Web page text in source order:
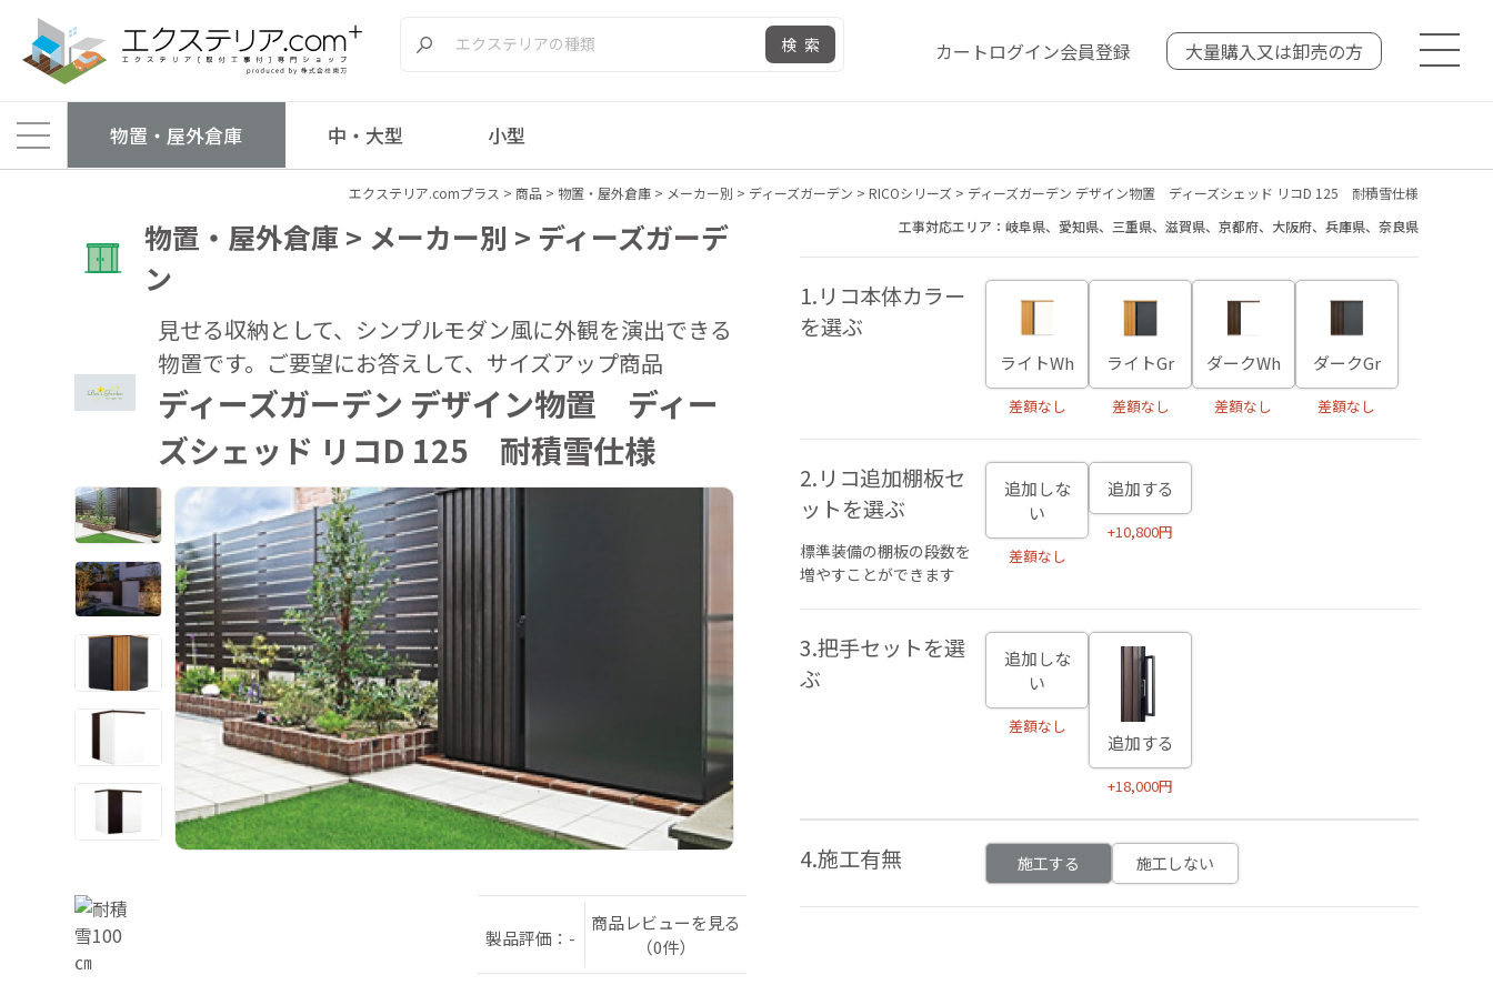
検索 カートログイン会員登録 大量購入又は卸売の方
物置・屋外倉庫 中・大型 小型
エクステリア.comプラス > 商品> 物置・屋外倉庫> メーカー別 > ディーズガーデン > RICOシリーズ> ディーズガーデン デザイン物置 ディーズシェッド リコD 125 耐積雪仕様
物置・屋外倉庫 > メーカー別 > ディーズガーデ
ン
見せる収納として、シンプルモダン風に外観を演出できる
物置です。ご要望にお答えして、サイズアップ商品
ディーズガーデン デザイン物置 ディー
ズシェッド リコD 125 耐積雪仕様
製品評価：-
商品レビューを見る
（0件）
工事対応エリア：岐阜県、愛知県、三重県、滋賀県、京都府、大阪府、兵庫県、奈良県
1.リコ本体カラー
を選ぶ
ライトWh
差額なし
ライトGr
差額なし
ダークWh
差額なし
ダークGr
差額なし
2.リコ追加棚板セ
ットを選ぶ
標準装備の棚板の段数を
増やすことができます
追加しな
い
差額なし
追加する
+10,800円
3.把手セットを選
ぶ
追加しな
い
差額なし
追加する
+18,000円
4.施工有無 施工する 施工しない